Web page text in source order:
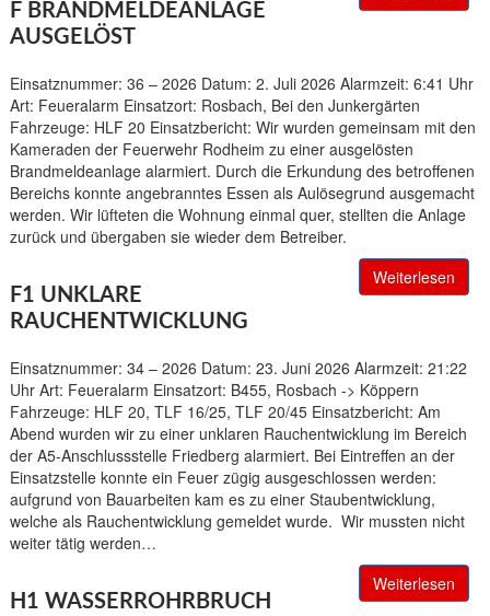
F BRANDMELDEANLAGE
AUSGELÖST
Einsatznummer: 36 – 2026 Datum: 2. Juli 2026 Alarmzeit: 6:41 Uhr
Art: Feueralarm Einsatzort: Rosbach, Bei den Junkergärten
Fahrzeuge: HLF 20 Einsatzbericht: Wir wurden gemeinsam mit den
Kameraden der Feuerwehr Rodheim zu einer ausgelösten
Brandmeldeanlage alarmiert. Durch die Erkundung des betroffenen
Bereichs konnte angebranntes Essen als Aulösegrund ausgemacht
werden. Wir lüfteten die Wohnung einmal quer, stellten die Anlage
zurück und übergaben sie wieder dem Betreiber.
Weiterlesen
F1 UNKLARE
RAUCHENTWICKLUNG
Einsatznummer: 34 – 2026 Datum: 23. Juni 2026 Alarmzeit: 21:22
Uhr Art: Feueralarm Einsatzort: B455, Rosbach -> Köppern
Fahrzeuge: HLF 20, TLF 16/25, TLF 20/45 Einsatzbericht: Am
Abend wurden wir zu einer unklaren Rauchentwicklung im Bereich
der A5-Anschlussstelle Friedberg alarmiert. Bei Eintreffen an der
Einsatzstelle konnte ein Feuer zügig ausgeschlossen werden:
aufgrund von Bauarbeiten kam es zu einer Staubentwicklung,
welche als Rauchentwicklung gemeldet wurde. Wir mussten nicht
weiter tätig werden…
Weiterlesen
H1 WASSERROHRBRUCH